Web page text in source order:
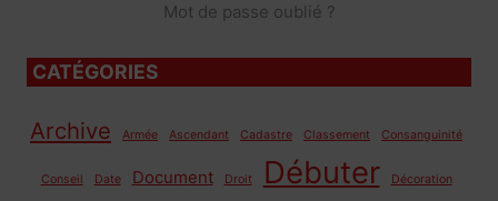
Mot de passe oublié ?
CATÉGORIES
Archive Armée Ascendant Cadastre Classement Consanguinité
Conseil Date Document Droit Débuter Décoration